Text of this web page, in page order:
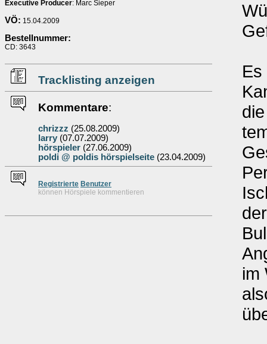
Executive Producer: Marc Sieper
VÖ: 15.04.2009
Bestellnummer:
CD: 3643
Tracklisting anzeigen
Kommentare:
chrizzz (25.08.2009)
larry (07.07.2009)
hörspieler (27.06.2009)
poldi @ poldis hörspielseite (23.04.2009)
Registrierte Benutzer
können Hörspiele kommentieren
Es
im